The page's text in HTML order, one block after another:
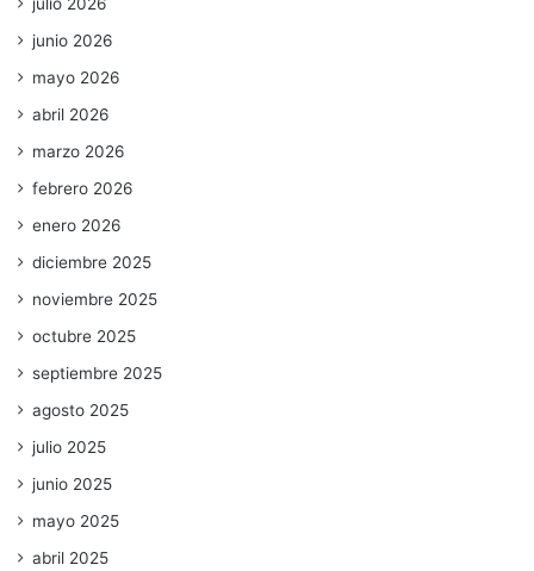
julio 2026
junio 2026
mayo 2026
abril 2026
marzo 2026
febrero 2026
enero 2026
diciembre 2025
noviembre 2025
octubre 2025
septiembre 2025
agosto 2025
julio 2025
junio 2025
mayo 2025
abril 2025